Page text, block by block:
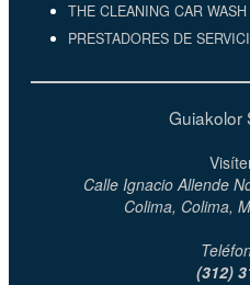
THE CLEANING CAR WASH
PRESTADORES DE
Guiakolor
Calle Ignacio Allende
Colima, Colima,
(312)